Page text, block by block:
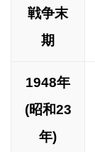
戦争末
期
1948年
(昭和23
年)